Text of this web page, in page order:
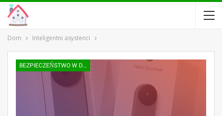
Dom Inteligentni asystenci
BEZPIECZEŃSTWO W DOMU |